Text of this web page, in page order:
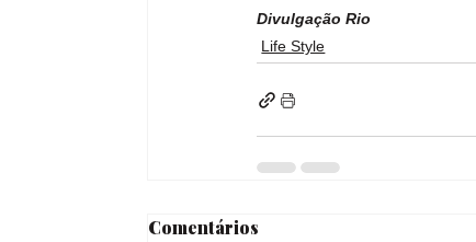
Divulgação Rio
Life Style
Comentários